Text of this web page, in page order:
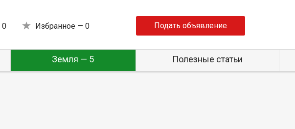
0 Избранное — 0 Подать объявление
Земля — 5 Полезные статьи